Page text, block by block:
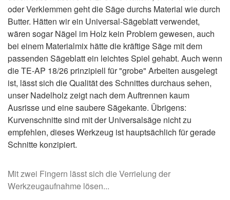
oder Verklemmen geht die Säge durchs Material wie durch
Butter. Hätten wir ein Universal-Sägeblatt verwendet,
wären sogar Nägel im Holz kein Problem gewesen, auch
bei einem Materialmix hätte die kräftige Säge mit dem
passenden Sägeblatt ein leichtes Spiel gehabt. Auch wenn
die TE-AP 18/26 prinzipiell für "grobe" Arbeiten ausgelegt
ist, lässt sich die Qualität des Schnittes durchaus sehen,
unser Nadelholz zeigt nach dem Auftrennen kaum
Ausrisse und eine saubere Sägekante. Übrigens:
Kurvenschnitte sind mit der Universalsäge nicht zu
empfehlen, dieses Werkzeug ist hauptsächlich für gerade
Schnitte konzipiert.
Mit zwei Fingern lässt sich die Verrielung der
Werkzeugaufnahme lösen...